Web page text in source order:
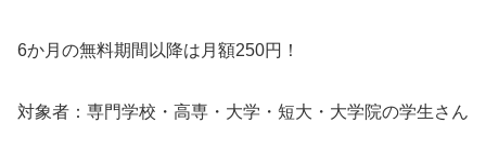
6か月の無料期間以降は月額250円！
対象者：専門学校・高専・大学・短大・大学院の学生さん